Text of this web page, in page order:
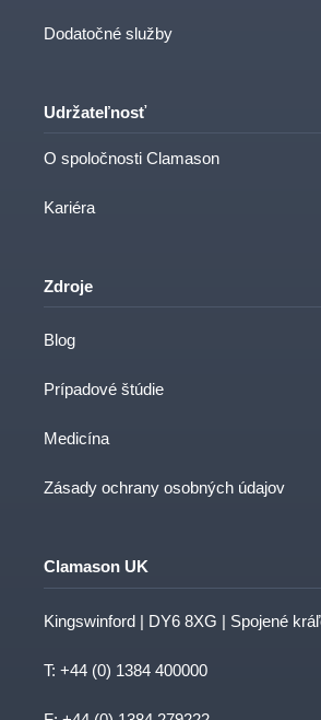
Dodatočné služby
Udržateľnosť
O spoločnosti Clamason
Kariéra
Zdroje
Blog
Prípadové štúdie
Medicína
Zásady ochrany osobných údajov
Clamason UK
Kingswinford | DY6 8XG | Spojené
T: +44 (0) 1384 400000